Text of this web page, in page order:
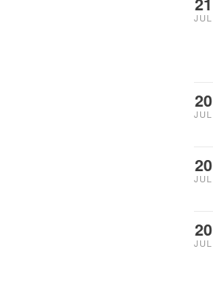
JUL
20
JUL
20
JUL
20
JUL